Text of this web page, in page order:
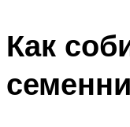
Как